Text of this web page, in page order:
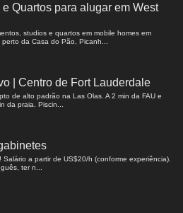
Quartos para alugar em West
studios e quartos em mobile homes em
perto da Casa do Pão, Picanh...
| Centro de Fort Lauderdale
de alto padrão na Las Olas. A 2 min da FAU e
da praia. Piscin...
a partir de US$20/h (conforme experiência).
ter n...